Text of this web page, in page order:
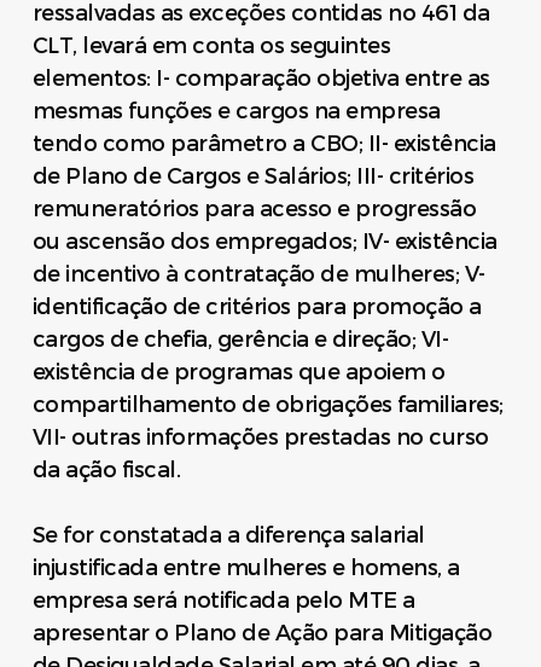
ressalvadas as exceções contidas no 461 da
CLT, levará em conta os seguintes
elementos: I- comparação objetiva entre as
mesmas funções e cargos na empresa
tendo como parâmetro a CBO; II- existência
de Plano de Cargos e Salários; III- critérios
remuneratórios para acesso e progressão
ou ascensão dos empregados; IV- existência
de incentivo à contratação de mulheres; V-
identificação de critérios para promoção a
cargos de chefia, gerência e direção; VI-
existência de programas que apoiem o
compartilhamento de obrigações familiares;
VII- outras informações prestadas no curso
da ação fiscal.
Se for constatada a diferença salarial
injustificada entre mulheres e homens, a
empresa será notificada pelo MTE a
apresentar o Plano de Ação para Mitigação